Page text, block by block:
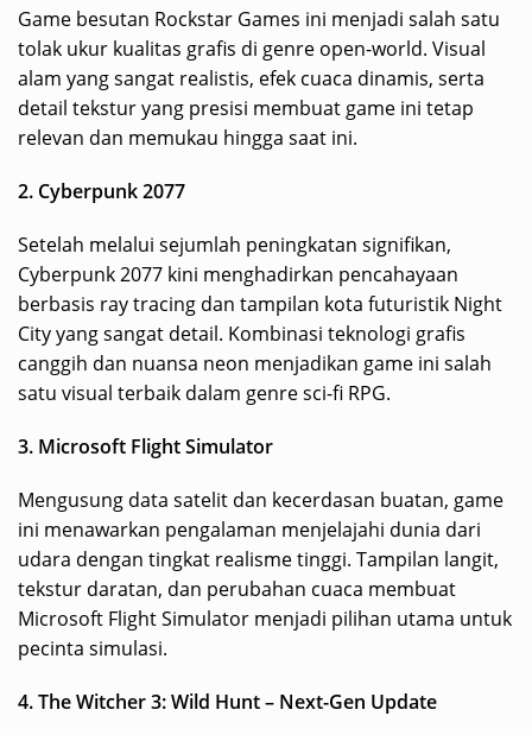
Game besutan Rockstar Games ini menjadi salah satu
tolak ukur kualitas grafis di genre open-world. Visual
alam yang sangat realistis, efek cuaca dinamis, serta
detail tekstur yang presisi membuat game ini tetap
relevan dan memukau hingga saat ini.
2. Cyberpunk 2077
Setelah melalui sejumlah peningkatan signifikan,
Cyberpunk 2077 kini menghadirkan pencahayaan
berbasis ray tracing dan tampilan kota futuristik Night
City yang sangat detail. Kombinasi teknologi grafis
canggih dan nuansa neon menjadikan game ini salah
satu visual terbaik dalam genre sci-fi RPG.
3. Microsoft Flight Simulator
Mengusung data satelit dan kecerdasan buatan, game
ini menawarkan pengalaman menjelajahi dunia dari
udara dengan tingkat realisme tinggi. Tampilan langit,
tekstur daratan, dan perubahan cuaca membuat
Microsoft Flight Simulator menjadi pilihan utama untuk
pecinta simulasi.
4. The Witcher 3: Wild Hunt – Next-Gen Update